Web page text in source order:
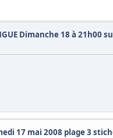
Dimanche 18 à 21h00
17 mai 2008 plage 3